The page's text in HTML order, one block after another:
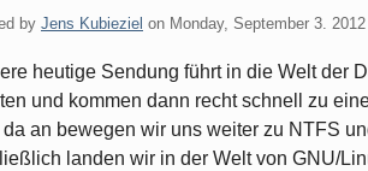
by Jens Kubieziel on Monday, September 3. 2012
heutige Sendung führt in die Welt der
und kommen dann recht schnell zu
da an bewegen wir uns weiter zu NTFS
landen wir in der Welt von GNU/